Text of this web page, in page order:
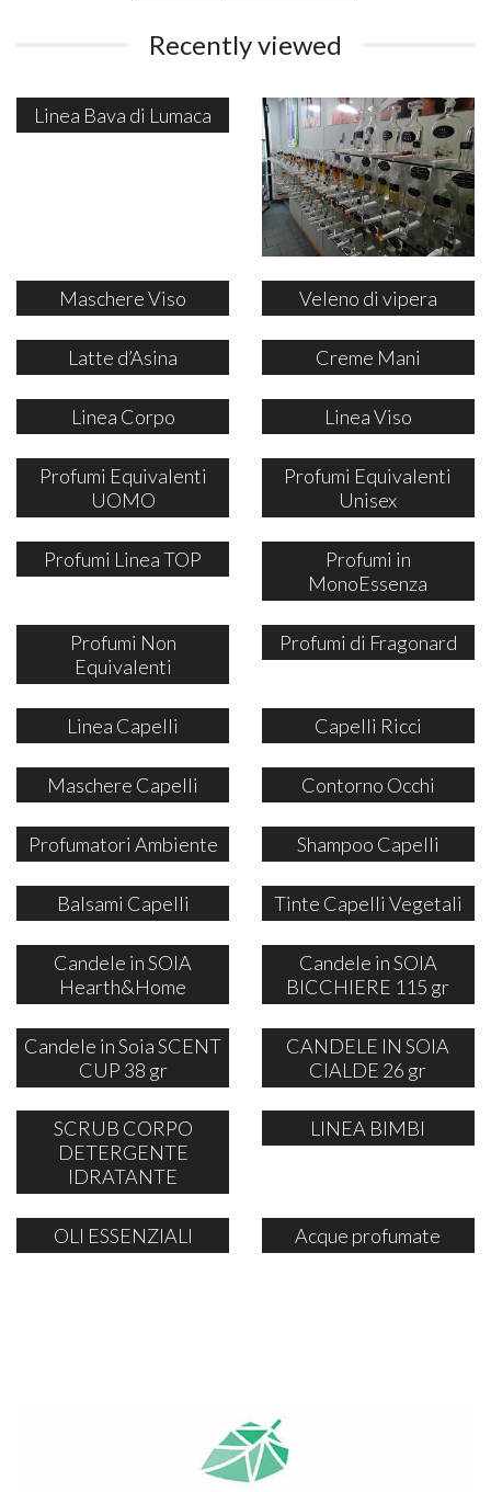
Recently viewed
Linea Bava di Lumaca
Maschere Viso Veleno di vipera
Latte d’Asina Creme Mani
Linea Corpo Linea Viso
Profumi Equivalenti
UOMO
Profumi Equivalenti
Unisex
Profumi Linea TOP
Profumi in
MonoEssenza
Profumi Non
Equivalenti
Profumi di Fragonard
Linea Capelli Capelli Ricci
Maschere Capelli Contorno Occhi
Profumatori Ambiente Shampoo Capelli
Balsami Capelli Tinte Capelli Vegetali
Candele in SOIA
Hearth&Home
Candele in SOIA
BICCHIERE 115 gr
Candele in Soia SCENT
CUP 38 gr
CANDELE IN SOIA
CIALDE 26 gr
SCRUB CORPO
DETERGENTE
IDRATANTE
LINEA BIMBI
OLI ESSENZIALI Acque profumate